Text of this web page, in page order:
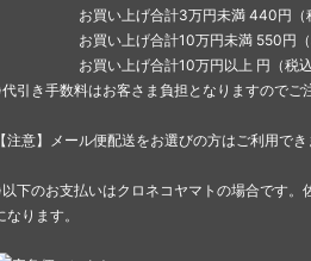
お買い上げ合計3万円未満 440円（税
お買い上げ合計10万円未満 550円（
お買い上げ合計10万円以上 円（税込
引き手数料はお客さま負担となりますのでご
【注意】メール便配送をお選びの方はご利用でき
下のお支払いはクロネコヤマトの場合です。
なります。